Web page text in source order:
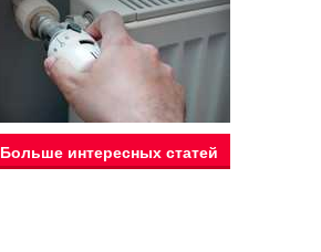
Больше интересных статей